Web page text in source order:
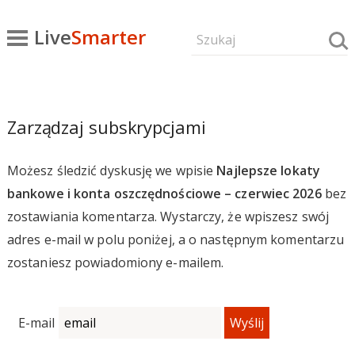
LiveSmarter
Zarządzaj subskrypcjami
Możesz śledzić dyskusję we wpisie Najlepsze lokaty
bankowe i konta oszczędnościowe – czerwiec 2026bez
zostawiania komentarza. Wystarczy, że wpiszesz swój
adres e-mail w polu poniżej, a o następnym komentarzu
zostaniesz powiadomiony e-mailem.
E-mail